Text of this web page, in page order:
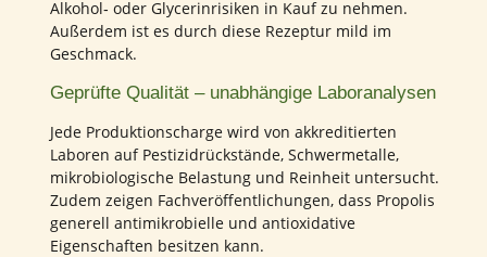
Alkohol‐ oder Glycerinrisiken in Kauf zu nehmen.
Außerdem ist es durch diese Rezeptur mild im
Geschmack.
Geprüfte Qualität – unabhängige Laboranalysen
Jede Produktionscharge wird von akkreditierten
Laboren auf Pestizidrückstände, Schwermetalle,
mikrobiologische Belastung und Reinheit untersucht.
Zudem zeigen Fachveröffentlichungen, dass Propolis
generell antimikrobielle und antioxidative
Eigenschaften besitzen kann.